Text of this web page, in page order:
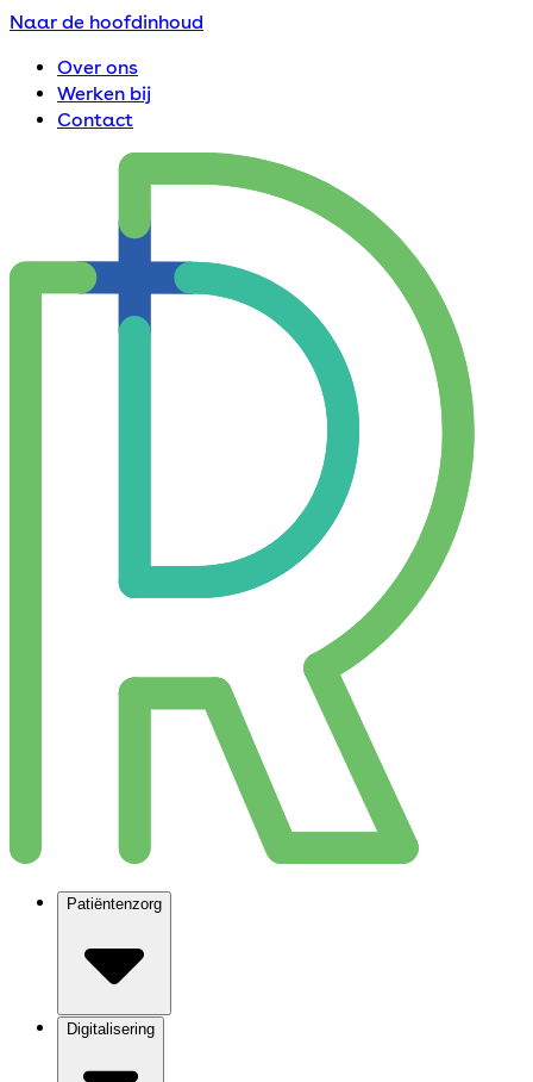
Naar de hoofdinhoud
Over ons
Werken bij
Contact
Patiëntenzorg
Digitalisering